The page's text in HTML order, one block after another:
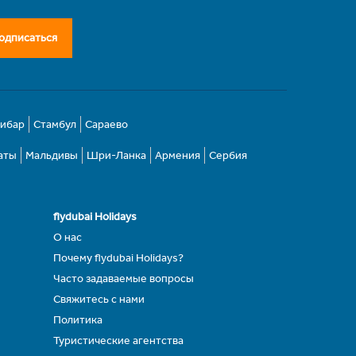
Стамбул Сараево
Мальдивы Шри-Ланка Армения Сербия
flydubai Holidays
О нас
Почему flydubai Holidays?
Часто задаваемые вопросы
Свяжитесь с нами
Политика
Туристические агентства